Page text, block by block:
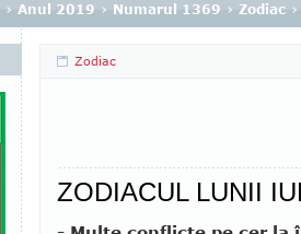
› Anul 2019 › Numarul 1369 › Zodiac
Zodiac
ZODIACUL LUNII